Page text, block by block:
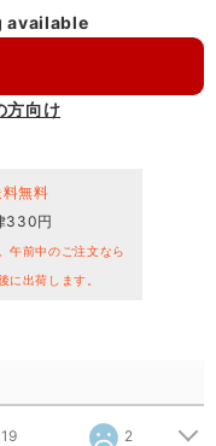
available
方向け
無料
330円
午前中のご注文なら
に出荷します。
19 2